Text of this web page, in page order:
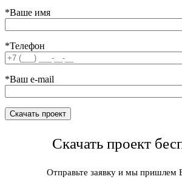
*Ваше имя
*Телефон
*Ваш e-mail
Скачать проект
Отправьте заявку и мы пришлем